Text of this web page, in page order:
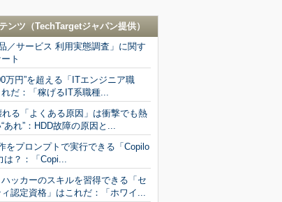
ンツ（TechTargetジャパン提供）
／サービス 利用実態調査」に関す
ト
万円”を超える「ITエンジニア職
だ：「稼げるIT系職種...
れる「よくある原因」は衝撃でも熱
あれ”：HDD故障の原因と...
をプロンプトで実行できる「Copilo
は？：「Copi...
ッカーのスキルを習得できる「セ
認定資格」はこれだ：「ホワイ...